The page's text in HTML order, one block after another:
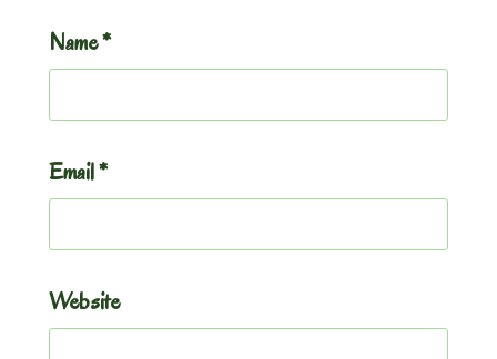
Name*
Email*
Website